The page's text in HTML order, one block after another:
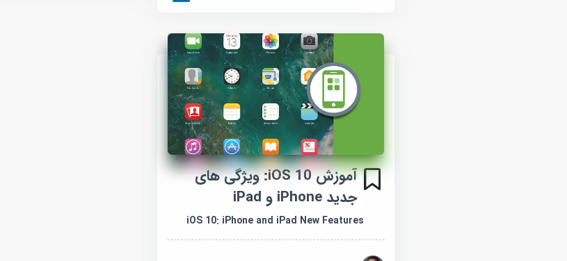
آموزش iOS 10: ویژگی های
جدید iPhone و iPad
iOS 10: iPhone and iPad New Features